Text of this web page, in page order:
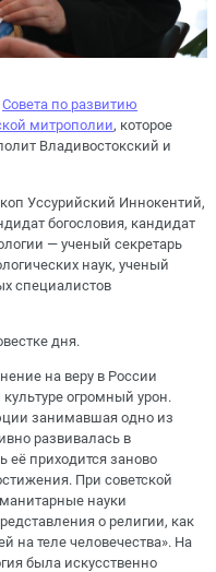
Совета по развитию
митрополии, которое
Владивостокский и
Уссурийский Иннокентий,
богословия, кандидат
— ученый секретарь
наук, ученый
специалистов
дня.
на веру в России
огромный урон.
занимавшая одно из
развивалась в
её приходится заново
При советской
науки
о религии, как
на теле человечества». На
была искусственно